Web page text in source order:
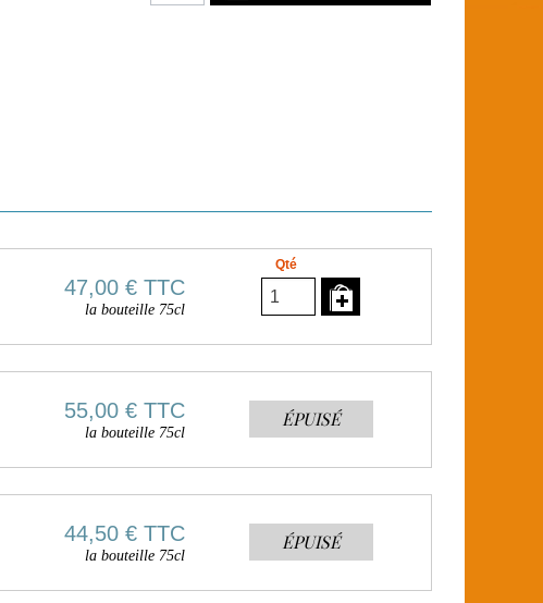
47,00 € TTC
la bouteille 75cl
Qté
55,00 € TTC
la bouteille 75cl
ÉPUISÉ
44,50 € TTC
la bouteille 75cl
ÉPUISÉ